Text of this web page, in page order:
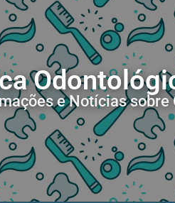
e Notícias sobre